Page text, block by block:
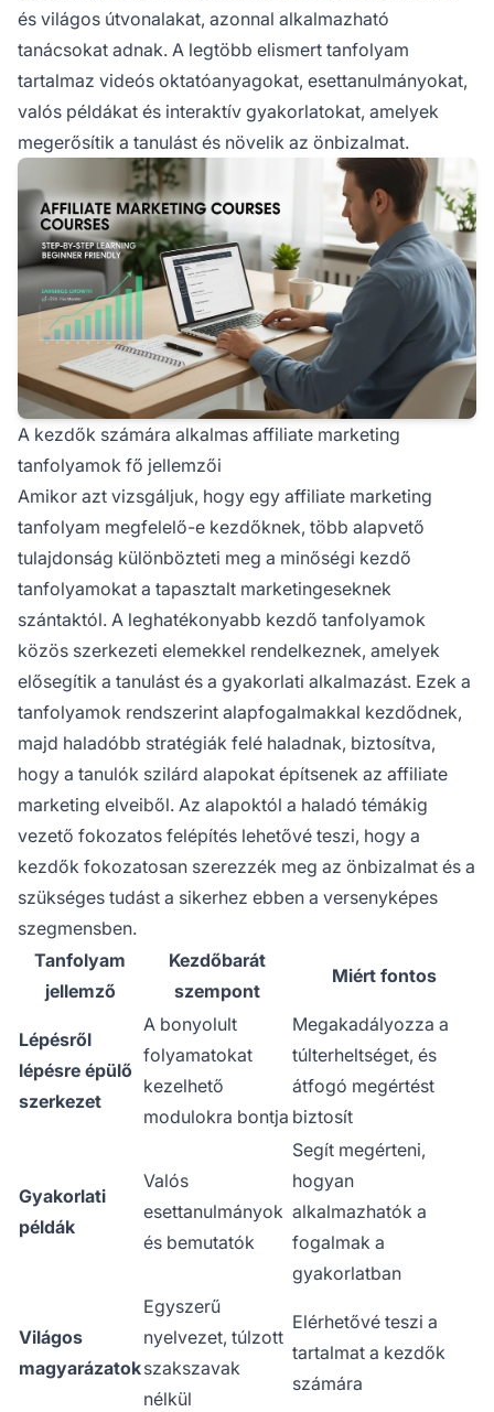
és világos útvonalakat, azonnal alkalmazható
tanácsokat adnak. A legtöbb elismert tanfolyam
tartalmaz videós oktatóanyagokat, esettanulmányokat,
valós példákat és interaktív gyakorlatokat, amelyek
megerősítik a tanulást és növelik az önbizalmat.
A kezdők számára alkalmas affiliate marketing
tanfolyamok fő jellemzői
Amikor azt vizsgáljuk, hogy egy affiliate marketing
tanfolyam megfelelő-e kezdőknek, több alapvető
tulajdonság különbözteti meg a minőségi kezdő
tanfolyamokat a tapasztalt marketingeseknek
szántaktól. A leghatékonyabb kezdő tanfolyamok
közös szerkezeti elemekkel rendelkeznek, amelyek
elősegítik a tanulást és a gyakorlati alkalmazást. Ezek a
tanfolyamok rendszerint alapfogalmakkal kezdődnek,
majd haladóbb stratégiák felé haladnak, biztosítva,
hogy a tanulók szilárd alapokat építsenek az affiliate
marketing elveiből. Az alapoktól a haladó témákig
vezető fokozatos felépítés lehetővé teszi, hogy a
kezdők fokozatosan szerezzék meg az önbizalmat és a
szükséges tudást a sikerhez ebben a versenyképes
szegmensben.
Tanfolyam
jellemző
Kezdőbarát
szempont
Miért fontos
Lépésről
lépésre épülő
szerkezet
A bonyolult
folyamatokat
kezelhető
modulokra bontja
Megakadályozza a
túlterheltséget, és
átfogó megértést
biztosít
Gyakorlati
példák
Valós
esettanulmányok
és bemutatók
Segít megérteni,
hogyan
alkalmazhatók a
fogalmak a
gyakorlatban
Világos
magyarázatok
Egyszerű
nyelvezet, túlzott
szakszavak
nélkül
Elérhetővé teszi a
tartalmat a kezdők
számára